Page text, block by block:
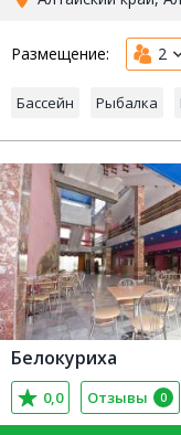
Размещение: 2
Бассейн Рыбалка
Белокуриха
0,0 Отзывы 0